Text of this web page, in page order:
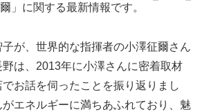
」に関する最新情報です。
が、世界的な指揮者の小澤征爾さん
は、2013年に小澤さんに密着取材
お話を伺ったことを振り返りまし
エネルギーに満ちあふれており、魅